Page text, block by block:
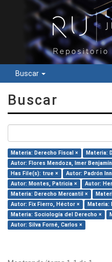
Buscar
Buscar
Materia: Derecho Fiscal ×
Materia:
Autor: Flores Mendoza, Imer
Has File(s): true ×
Autor: Padrón
Autor: Montes, Patricia ×
Autor:
Materia: Derecho Mercantil ×
Autor: Fix Fierro, Héctor ×
Materia:
Materia: Sociología del Derecho ×
Autor: Silva Forné, Carlos ×